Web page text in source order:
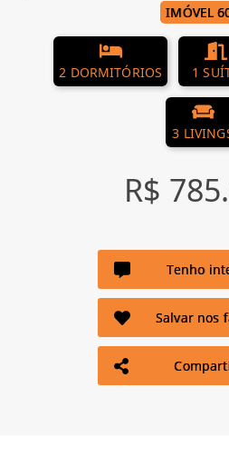
IMÓVEL
2 DORMITÓRIOS 1
3
R$
Tenho
Salvar nos